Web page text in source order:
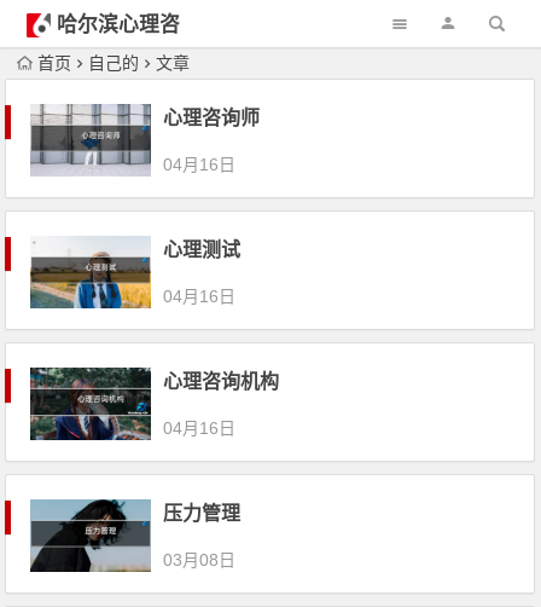
哈尔滨心理咨
询首页 自己的 文章
心理咨询师
04月16日
心理测试
04月16日
心理咨询机构
04月16日
压力管理
03月08日